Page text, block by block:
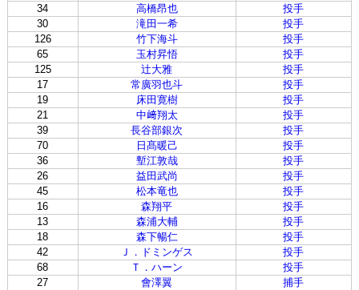
34
高橋昂也
投手
30
滝田一希
投手
126
竹下海斗
投手
65
玉村昇悟
投手
125
辻大雅
投手
17
常廣羽也斗
投手
19
床田寛樹
投手
21
中﨑翔太
投手
39
長谷部銀次
投手
70
日髙暖己
投手
36
塹江敦哉
投手
26
益田武尚
投手
45
松本竜也
投手
16
森翔平
投手
13
森浦大輔
投手
18
森下暢仁
投手
42
Ｊ．ドミンゲス
投手
68
Ｔ．ハーン
投手
27
會澤翼
捕手